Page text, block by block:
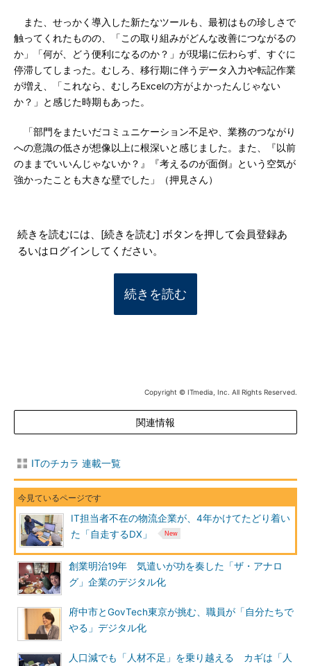
また、せっかく導入した新たなツールも、最初はもの珍しさで
触ってくれたものの、「この取り組みがどんな改善につながるの
か」「何が、どう便利になるのか？」が現場に伝わらず、すぐに
停滞してしまった。むしろ、移行期に伴うデータ入力や転記作業
が増え、「これなら、むしろExcelの方がよかったんじゃない
か？」と感じた時期もあった。
「部門をまたいだコミュニケーション不足や、業務のつながり
への意識の低さが想像以上に根深いと感じました。また、『以前
のままでいいんじゃないか？』『考えるのが面倒』という空気が
強かったことも大きな壁でした」（押見さん）
続きを読むには、[続きを読む] ボタンを押して会員登録あ
るいはログインしてください。
続きを読む
Copyright © ITmedia, Inc. All Rights Reserved.
関連情報
ITのチカラ 連載一覧
IT担当者不在の物流企業が、4年かけてたどり着い
た「自走するDX」
創業明治19年 気遣いが功を奏した「ザ・アナロ
グ」企業のデジタル化
府中市とGovTech東京が挑む、職員が「自分たちで
やる」デジタル化
人口減でも「人材不足」を乗り越える カギは「人